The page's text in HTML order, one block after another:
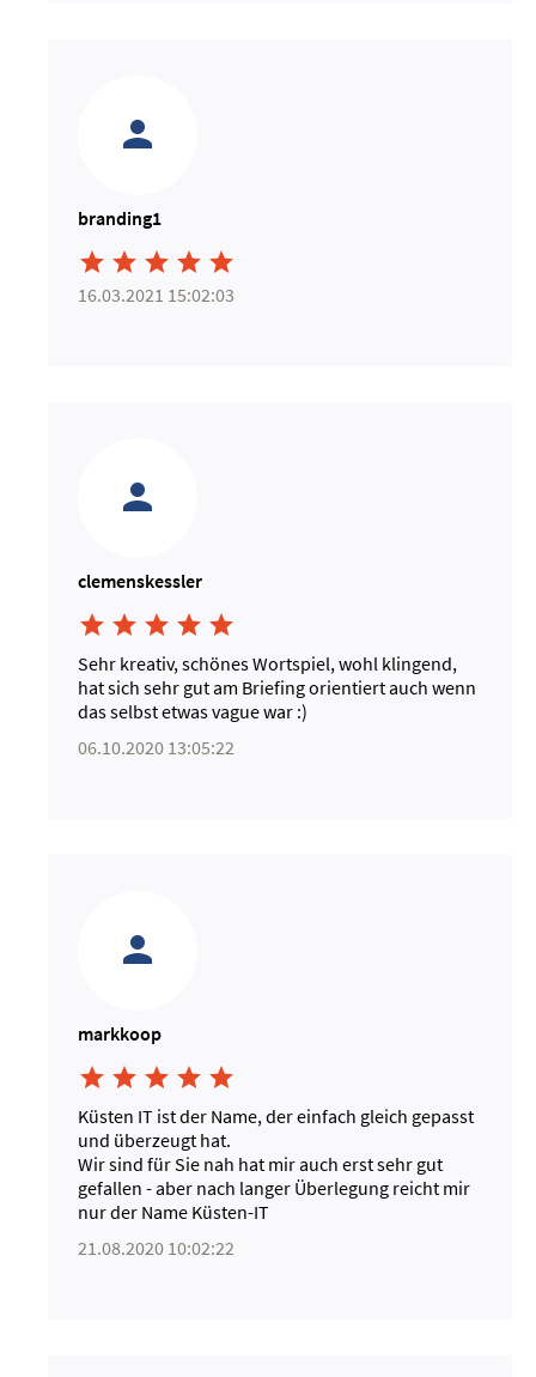
branding1
    
16.03.2021 15:02:03
clemenskessler
    
Sehr kreativ, schönes Wortspiel, wohl klingend,
hat sich sehr gut am Briefing orientiert auch wenn
das selbst etwas vague war :)
06.10.2020 13:05:22
markkoop
    
Küsten IT ist der Name, der einfach gleich gepasst
und überzeugt hat.
Wir sind für Sie nah hat mir auch erst sehr gut
gefallen - aber nach langer Überlegung reicht mir
nur der Name Küsten-IT
21.08.2020 10:02:22